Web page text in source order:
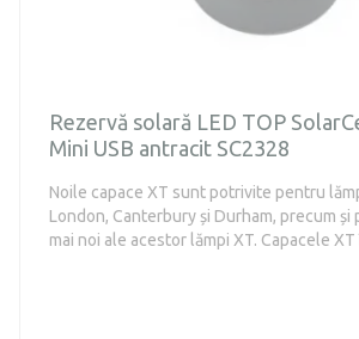
Rezervă solară LED TOP
Mini USB antracit SC2328
Noile capace XT sunt potrivite pentru
London, Canterbury și Durham, precum
mai noi ale acestor lămpi XT. Capacele